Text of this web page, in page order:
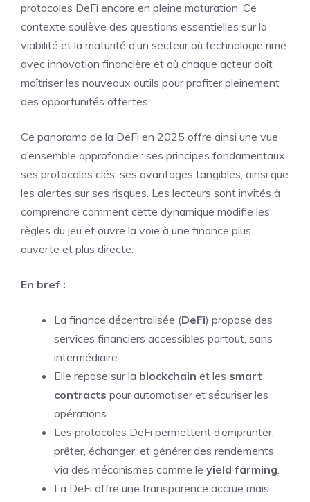
protocoles DeFi encore en pleine maturation. Ce
contexte soulève des questions essentielles sur la
viabilité et la maturité d’un secteur où technologie rime
avec innovation financière et où chaque acteur doit
maîtriser les nouveaux outils pour profiter pleinement
des opportunités offertes.
Ce panorama de la DeFi en 2025 offre ainsi une vue
d’ensemble approfondie : ses principes fondamentaux,
ses protocoles clés, ses avantages tangibles, ainsi que
les alertes sur ses risques. Les lecteurs sont invités à
comprendre comment cette dynamique modifie les
règles du jeu et ouvre la voie à une finance plus
ouverte et plus directe.
En bref :
La finance décentralisée (DeFi) propose des
services financiers accessibles partout, sans
intermédiaire.
Elle repose sur la blockchain et les smart
contracts pour automatiser et sécuriser les
opérations.
Les protocoles DeFi permettent d’emprunter,
prêter, échanger, et générer des rendements
via des mécanismes comme le yield farming.
La DeFi offre une transparence accrue mais